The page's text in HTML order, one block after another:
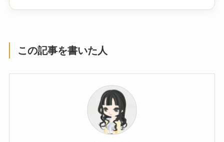
この記事を書いた人